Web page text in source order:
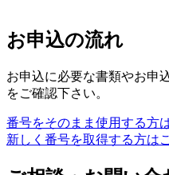
お申込の流れ
お申込に必要な書類やお申
をご確認下さい。
番号をそのまま使用する方
新しく番号を取得する方は